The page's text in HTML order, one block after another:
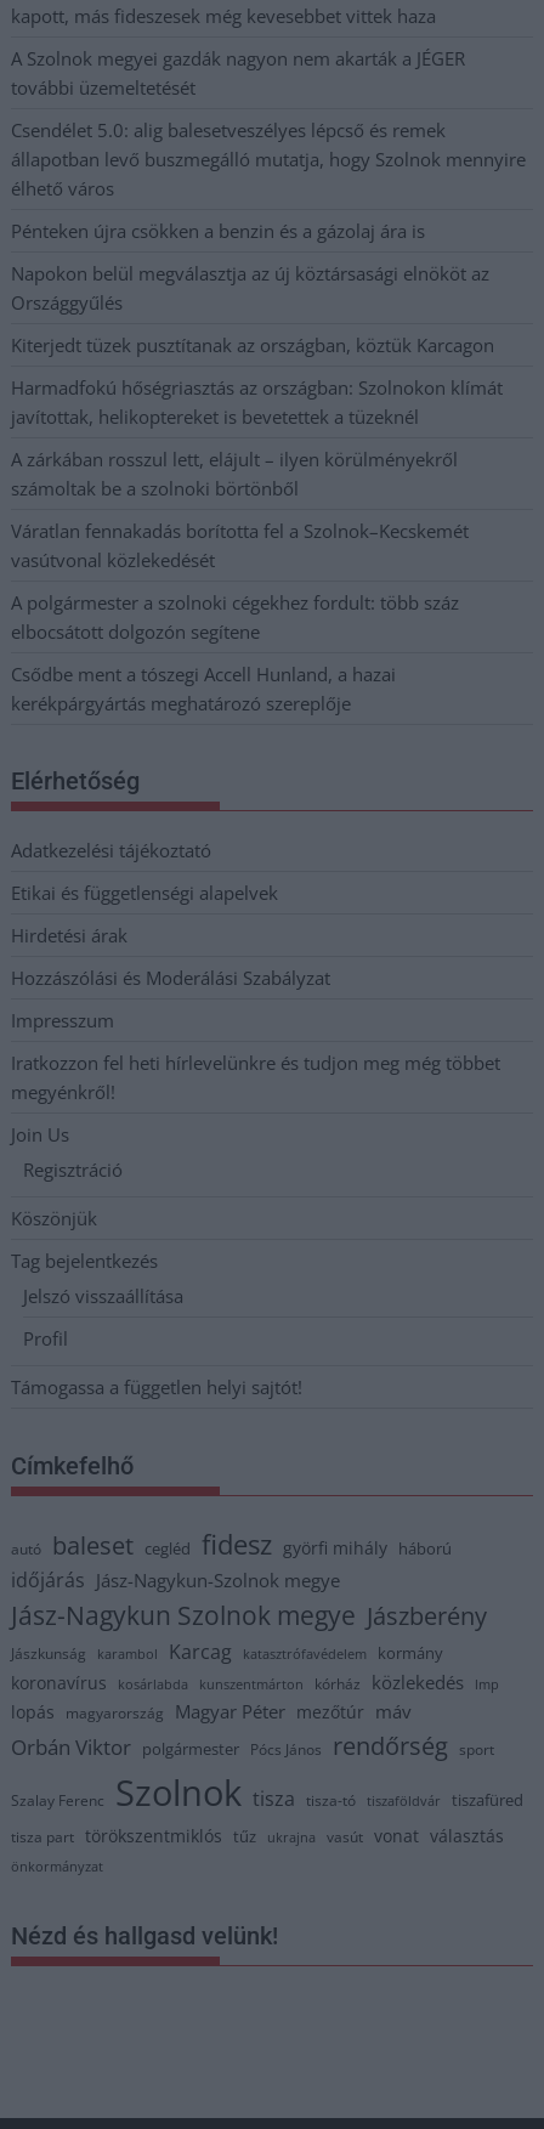
kapott, más fideszesek még kevesebbet vittek haza
A Szolnok megyei gazdák nagyon nem akarták a JÉGER
további üzemeltetését
Csendélet 5.0: alig balesetveszélyes lépcső és remek
állapotban levő buszmegálló mutatja, hogy Szolnok mennyire
élhető város
Pénteken újra csökken a benzin és a gázolaj ára is
Napokon belül megválasztja az új köztársasági elnököt az
Országgyűlés
Kiterjedt tüzek pusztítanak az országban, köztük Karcagon
Harmadfokú hőségriasztás az országban: Szolnokon klímát
javítottak, helikoptereket is bevetettek a tüzeknél
A zárkában rosszul lett, elájult – ilyen körülményekről
számoltak be a szolnoki börtönből
Váratlan fennakadás borította fel a Szolnok–Kecskemét
vasútvonal közlekedését
A polgármester a szolnoki cégekhez fordult: több száz
elbocsátott dolgozón segítene
Csődbe ment a tószegi Accell Hunland, a hazai
kerékpárgyártás meghatározó szereplője
Elérhetőség
Adatkezelési tájékoztató
Etikai és függetlenségi alapelvek
Hirdetési árak
Hozzászólási és Moderálási Szabályzat
Impresszum
Iratkozzon fel heti hírlevelünkre és tudjon meg még többet
megyénkről!
Join Us
Regisztráció
Köszönjük
Tag bejelentkezés
Jelszó visszaállítása
Profil
Támogassa a független helyi sajtót!
Címkefelhő
autó baleset cegléd fidesz györfi mihály háború
időjárás Jász-Nagykun-Szolnok megye
Jász-Nagykun Szolnok megye Jászberény
Jászkunság karambol Karcag katasztrófavédelem kormány
koronavírus kosárlabda kunszentmárton kórház közlekedés lmp
lopás magyarország Magyar Péter mezőtúr máv
Orbán Viktor polgármester Pócs János rendőrség sport
Szalay Ferenc Szolnok tisza tisza-tó tiszaföldvár tiszafüred
tisza part törökszentmiklós tűz ukrajna vasút vonat választás
önkormányzat
Nézd és hallgasd velünk!